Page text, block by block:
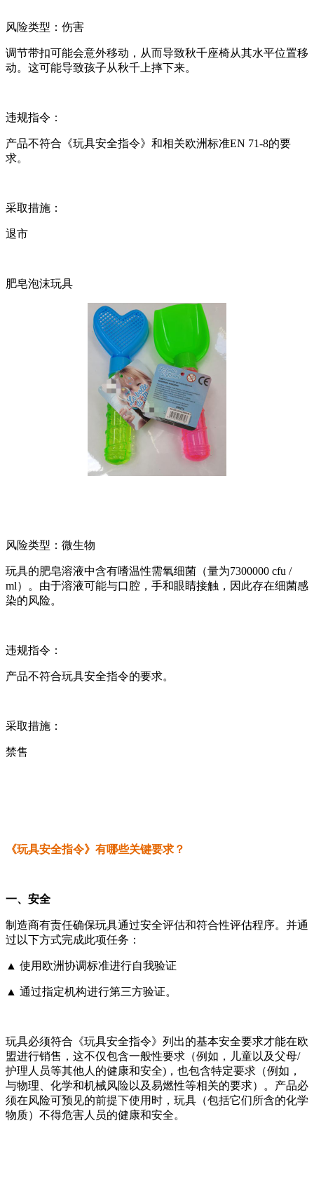
风险类型：伤害
调节带扣可能会意外移动，从而导致秋千座椅从其水平位置移
动。这可能导致孩子从秋千上摔下来。
违规指令：
产品不符合《玩具安全指令》和相关欧洲标准EN 71-8的要
求。
采取措施：
退市
肥皂泡沫玩具
风险类型：微生物
玩具的肥皂溶液中含有嗜温性需氧细菌（量为7300000 cfu /
ml）。由于溶液可能与口腔，手和眼睛接触，因此存在细菌感
染的风险。
违规指令：
产品不符合玩具安全指令的要求。
采取措施：
禁售
《玩具安全指令》有哪些关键要求？
一、安全
制造商有责任确保玩具通过安全评估和符合性评估程序。并通
过以下方式完成此项任务：
▲ 使用欧洲协调标准进行自我验证
▲ 通过指定机构进行第三方验证。
玩具必须符合《玩具安全指令》列出的基本安全要求才能在欧
盟进行销售，这不仅包含一般性要求（例如，儿童以及父母/
护理人员等其他人的健康和安全)，也包含特定要求（例如，
与物理、化学和机械风险以及易燃性等相关的要求）。产品必
须在风险可预见的前提下使用时，玩具（包括它们所含的化学
物质）不得危害人员的健康和安全。